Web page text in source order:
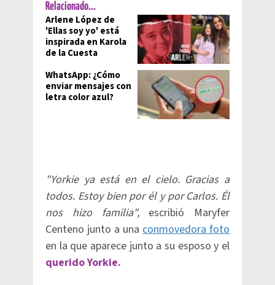
Relacionado...
Arlene López de
'Ellas soy yo' está
inspirada en Karola
de la Cuesta
WhatsApp: ¿Cómo
enviar mensajes con
letra color azul?
"Yorkie ya está en el cielo. Gracias a
todos. Estoy bien por él y por Carlos. Él
nos hizo familia", escribió Maryfer
Centeno junto a una conmovedora foto
en la que aparece junto a su esposo y el
querido Yorkie.